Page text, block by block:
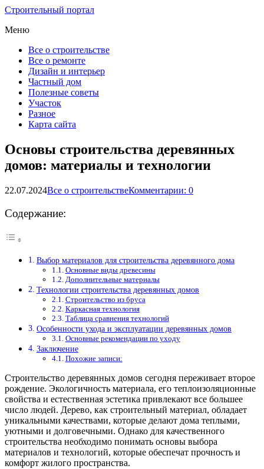
Строительный портал
Меню
Все о строительстве
Все о ремонте
Дизайн и интерьер
Частный дом
Полезные советы
Участок
Разное
Карта сайта
Основы строительства деревянных
домов: материалы и технологии
22.07.2024Все о строительствеКомментарии: 0
Содержание:
Выбор материалов для строительства деревянного дома
Основные виды древесины
Дополнительные материалы
Технологии строительства деревянных домов
Строительство из бруса
Каркасная технология
Таблица сравнения технологий
Особенности ухода и эксплуатации деревянных домов
Основные рекомендации по уходу
Заключение
Похожие записи:
Строительство деревянных домов сегодня переживает второе
рождение. Экологичность материала, его теплоизоляционные
свойства и естественная эстетика привлекают все большее
число людей. Дерево, как строительный материал, обладает
уникальными качествами, которые делают дома теплыми,
уютными и долговечными. Однако для качественного
строительства необходимо понимать основы выбора
материалов и технологий, которые обеспечат прочность и
комфорт жилого пространства.